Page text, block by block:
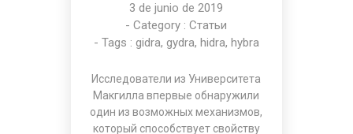
3 de junio de 2019
- Category :Статьи
- Tags : gidra, gydra, hidra, hybra
Исследователи из Университета
Макгилла впервые обнаружили
один из возможных механизмов,
который способствует свойству